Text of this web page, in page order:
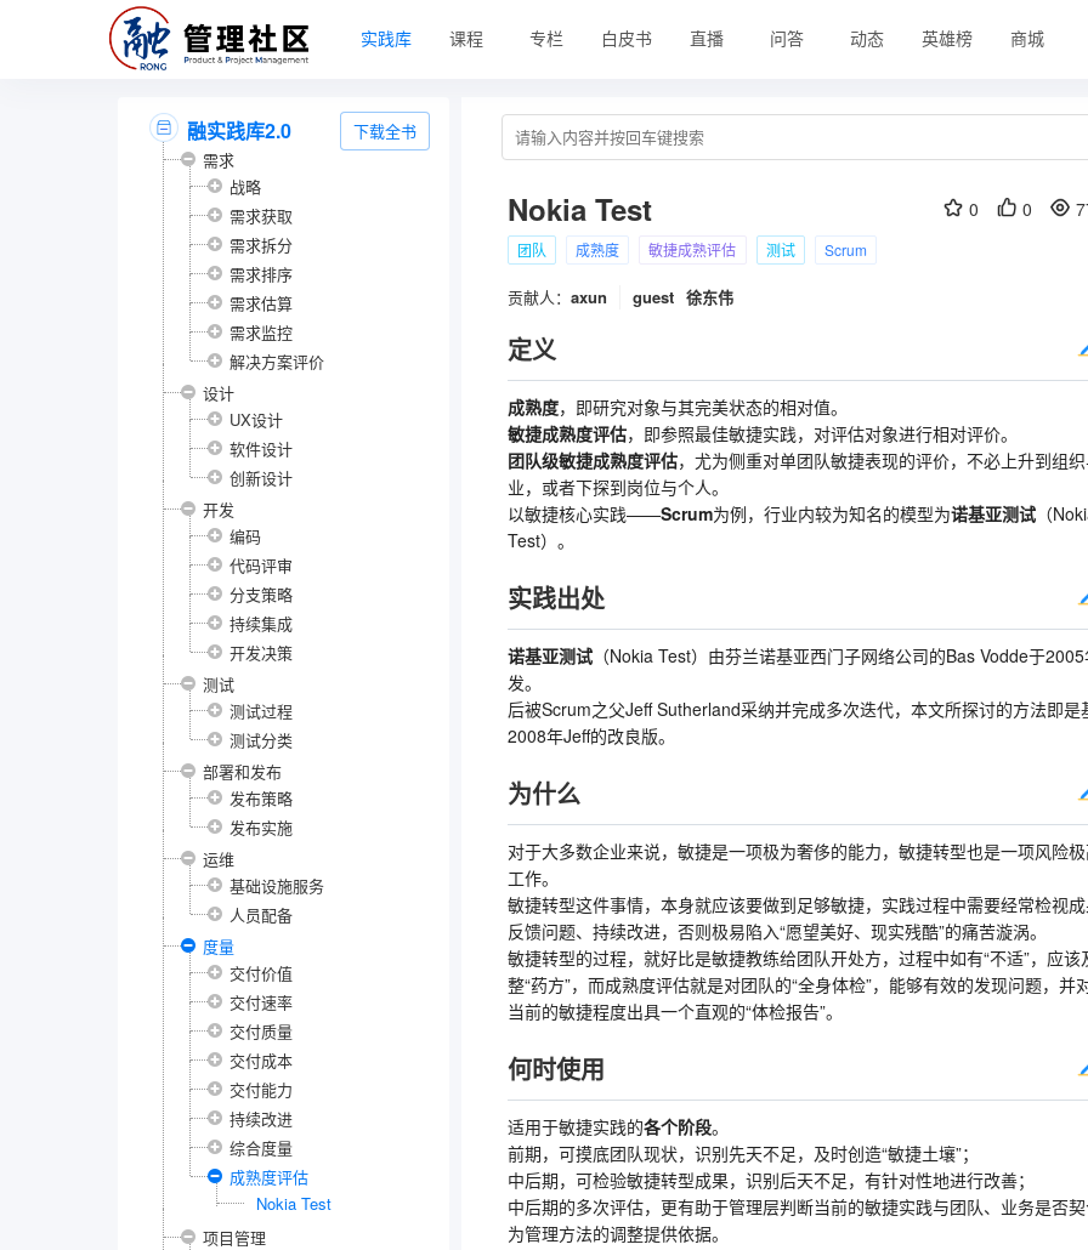
实践库 课程 专栏 白皮书 直播 问答 动态 英雄榜 商城
下载全书
融实践库2.0
需求
战略
需求获取
需求拆分
需求排序
需求估算
需求监控
解决方案评价
设计
UX设计
软件设计
创新设计
开发
编码
代码评审
分支策略
持续集成
开发决策
测试
测试过程
测试分类
部署和发布
发布策略
发布实施
运维
基础设施服务
人员配备
度量
交付价值
交付速率
交付质量
交付成本
交付能力
持续改进
综合度量
成熟度评估
Nokia Test
项目管理
Nokia Test 0 0
团队 成熟度 敏捷成熟评估 测试 Scrum
贡献人： axun guest 徐东伟
定义
成熟度，即研究对象与其完美状态的相对值。
敏捷成熟度评估，即参照最佳敏捷实践，对评估对象进行相对评价。
团队级敏捷成熟度评估，尤为侧重对单团队敏捷表现的评价，不必上升到组
业，或者下探到岗位与个人。
以敏捷核心实践——Scrum为例，行业内较为知名的模型为诺基亚测试（
Test）。
实践出处
诺基亚测试（Nokia Test）由芬兰诺基亚西门子网络公司的Bas Vodde于
发。
后被Scrum之父Jeff Sutherland采纳并完成多次迭代，本文所探讨的方法即是
2008年Jeff的改良版。
为什么
对于大多数企业来说，敏捷是一项极为奢侈的能力，敏捷转型也是一项风险
工作。
敏捷转型这件事情，本身就应该要做到足够敏捷，实践过程中需要经常检视
反馈问题、持续改进，否则极易陷入“愿望美好、现实残酷”的痛苦漩涡。
敏捷转型的过程，就好比是敏捷教练给团队开处方，过程中如有“不适”，应该
整“药方”，而成熟度评估就是对团队的“全身体检”，能够有效的发现问题，并
当前的敏捷程度出具一个直观的“体检报告”。
何时使用
适用于敏捷实践的各个阶段。
前期，可摸底团队现状，识别先天不足，及时创造“敏捷土壤”；
中后期，可检验敏捷转型成果，识别后天不足，有针对性地进行改善；
中后期的多次评估，更有助于管理层判断当前的敏捷实践与团队、业务是否
为管理方法的调整提供依据。